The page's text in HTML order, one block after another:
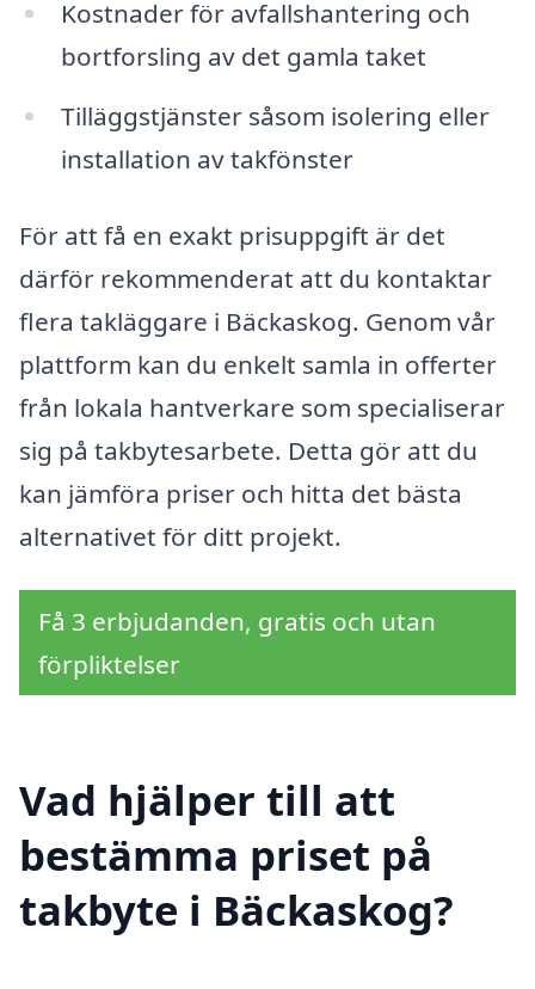
Kostnader för avfallshantering och
bortforsling av det gamla taket
Tilläggstjänster såsom isolering eller
installation av takfönster
För att få en exakt prisuppgift är det
därför rekommenderat att du kontaktar
flera takläggare i Bäckaskog. Genom vår
plattform kan du enkelt samla in offerter
från lokala hantverkare som specialiserar
sig på takbytesarbete. Detta gör att du
kan jämföra priser och hitta det bästa
alternativet för ditt projekt.
Få 3 erbjudanden, gratis och utan
förpliktelser
Vad hjälper till att
bestämma priset på
takbyte i Bäckaskog?